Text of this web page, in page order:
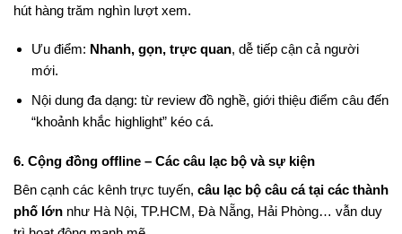
hút hàng trăm nghìn lượt xem.
Ưu điểm: Nhanh, gọn, trực quan, dễ tiếp cận cả người
mới.
Nội dung đa dạng: từ review đồ nghề, giới thiệu điểm câu đến
“khoảnh khắc highlight” kéo cá.
6. Cộng đồng offline – Các câu lạc bộ và sự kiện
Bên cạnh các kênh trực tuyến, câu lạc bộ câu cá tại các thành
phố lớn như Hà Nội, TP.HCM, Đà Nẵng, Hải Phòng… vẫn duy